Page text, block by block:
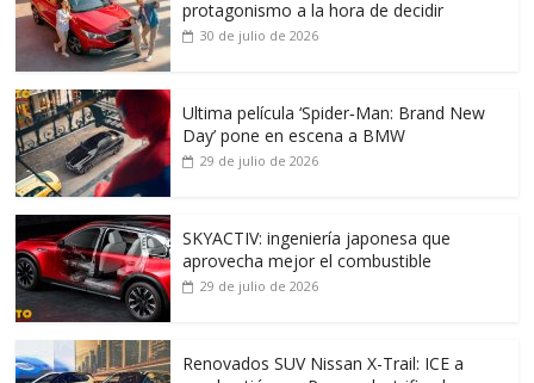
protagonismo a la hora de decidir
30 de julio de 2026
Ultima película ‘Spider‑Man: Brand New
Day’ pone en escena a BMW
29 de julio de 2026
SKYACTIV: ingeniería japonesa que
aprovecha mejor el combustible
29 de julio de 2026
Renovados SUV Nissan X-Trail: ICE a